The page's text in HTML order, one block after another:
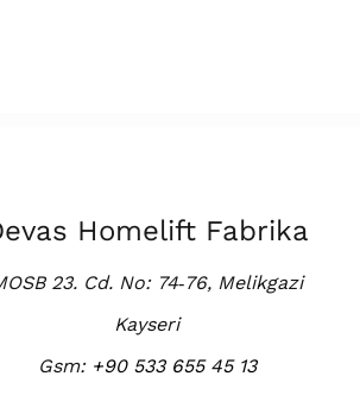
Homelift Fabrika
23. Cd. No: 74‑76, Melikgazi
Kayseri
Gsm: +90 533 655 45 13